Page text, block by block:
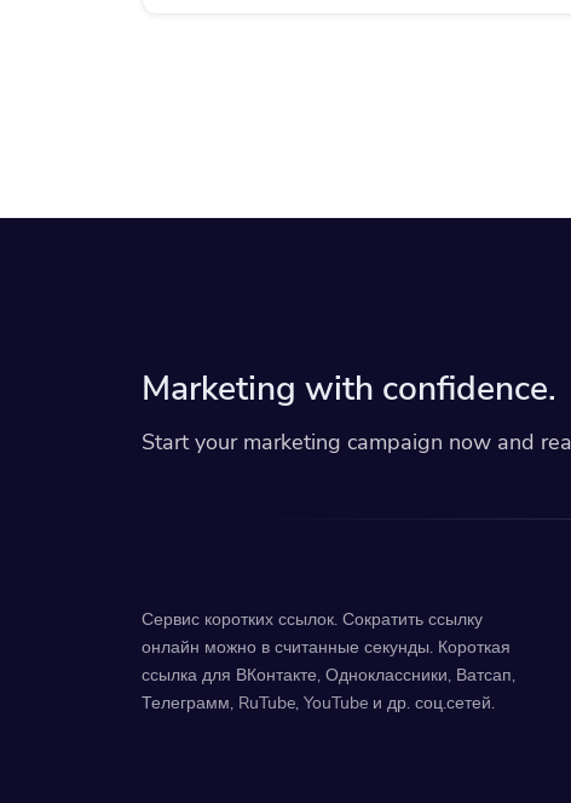
Marketing with confidence.
Start your marketing campaign now and
Сервис коротких ссылок. Сократить ссылку
онлайн можно в считанные секунды. Короткая
ссылка для ВКонтакте, Одноклассники, Ватсап,
Телеграмм, RuTube, YouTube и др. соц.сетей.